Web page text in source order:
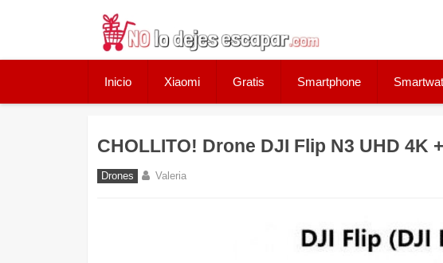
Inicio Xiaomi Gratis Smartphone
CHOLLITO! Drone DJI Flip N3 UHD 4K
Drones Valeria